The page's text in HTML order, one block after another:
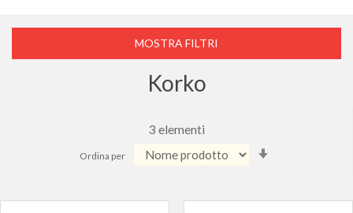
Korko
3 elementi
Ordina per
MOSTRA FILTRI